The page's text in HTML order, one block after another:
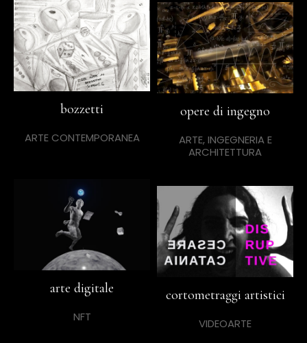
bozzetti
ARTE CONTEMPORANEA
opere di ingegno
ARTE, INGEGNERIA E
ARCHITETTURA
arte digitale
NFT
cortometraggi artistici
VIDEOARTE